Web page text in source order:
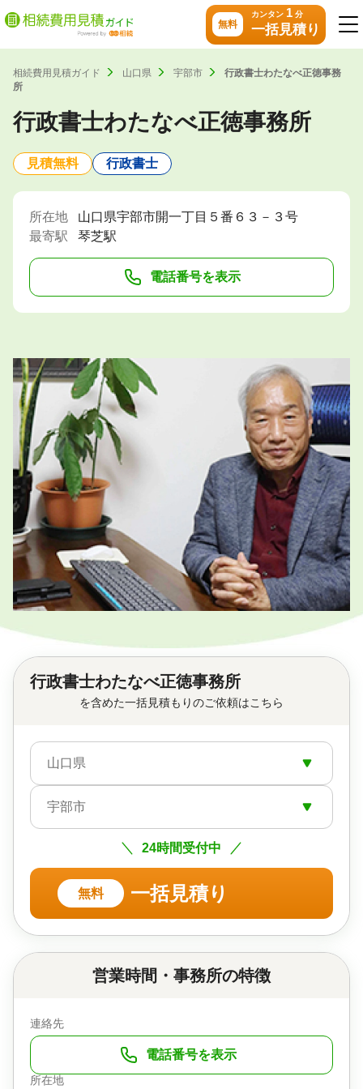
無料
カンタン 1分
一括見積り
相続費用見積ガイド 山口県 宇部市
行政書士わたなべ正徳事務
所
行政書士わたなべ正徳事務所
見積無料 行政書士
所在地
山口県宇部市開一丁目５番６３－３号
最寄駅
琴芝駅
電話番号を表示
行政書士わたなべ正徳事務所
を含めた一括見積もりのご依頼はこちら
山口県
宇部市
24時間受付中
無料 一括見積り
営業時間・事務所の特徴
連絡先
電話番号を表示
所在地